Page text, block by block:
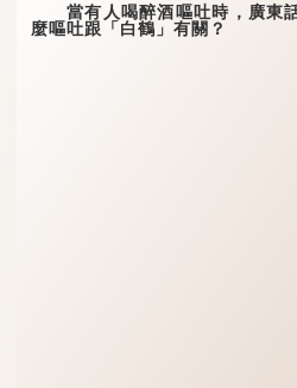
當有人喝醉酒嘔吐時，廣東
麼嘔吐跟「白鶴」有關？